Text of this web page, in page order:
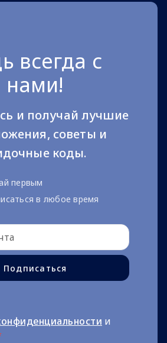
всегда с
нами!
и получай лучшие
советы и
коды.
первым
в любое время
Подписаться
и